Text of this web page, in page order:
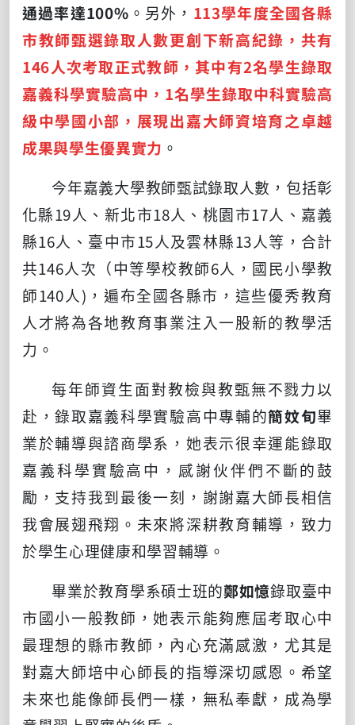
通過率達100% 。另外， 113學年度全國各縣
市教師甄選錄取人數更創下新高紀錄，共有
146人次考取正式教師，其中有2名學生錄取
嘉義科學實驗高中，1名學生錄取中科實驗高
級中學國小部，展現出嘉大師資培育之卓越
成果與學生優異實力 。
今年嘉義大學教師甄試錄取人數，包括彰
化縣19人、新北市18人、桃園市17人、嘉義
縣16人、臺中市15人及雲林縣13人等，合計
共146人次（中等學校教師6人，國民小學教
師140人)，遍布全國各縣市，這些優秀教育
人才將為各地教育事業注入一股新的教學活
力。
每年師資生面對教檢與教甄無不戮力以
赴，錄取嘉義科學實驗高中專輔的簡妏旬畢
業於輔導與諮商學系，她表示很幸運能錄取
嘉義科學實驗高中，感謝伙伴們不斷的鼓
勵，支持我到最後一刻，謝謝嘉大師長相信
我會展翅飛翔。未來將深耕教育輔導，致力
於學生心理健康和學習輔導。
畢業於教育學系碩士班的鄭如憶錄取臺中
市國小一般教師，她表示能夠應屆考取心中
最理想的縣市教師，內心充滿感激，尤其是
對嘉大師培中心師長的指導深切感恩。希望
未來也能像師長們一樣，無私奉獻，成為學